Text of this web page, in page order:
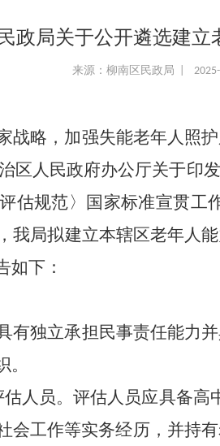
政局关于公开遴选建
来源：柳南区民政局 |
战略，加强失能老年人照
区人民政府办公厅关于印
估规范〉国家标准宣贯
我局拟建立本辖区老年人
如下：
有独立承担民事责任能力
估人员。评估人员应具备
会工作等实务经历，并持